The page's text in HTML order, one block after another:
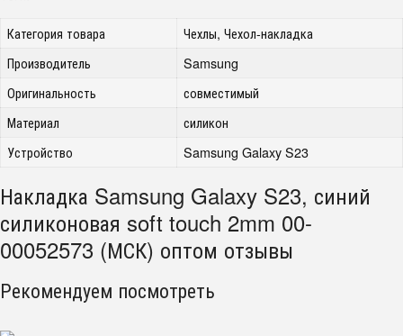
Категория товара
Чехлы, Чехол-накладка
Производитель
Samsung
Оригинальность
совместимый
Материал
силикон
Устройство
Samsung Galaxy S23
Накладка Samsung Galaxy S23, синий
силиконовая soft touch 2mm 00-
00052573 (МСК) оптом отзывы
Рекомендуем посмотреть